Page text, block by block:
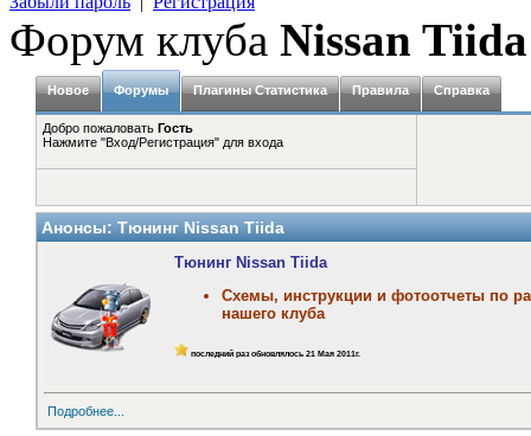
Форум клуба Nissan Tiida
Новое Форумы Плагины Статистика Правила Справка
Добро пожаловать Гость
Нажмите "Вход/Регистрация" для входа
Анонсы: Тюнинг Nissan Tiida
Тюнинг Nissan Tiida
Cхемы, инструкции и фотоотчеты по
нашего клуба
последний раз обновлялось 21 Мая 2011г.
Подробнее...